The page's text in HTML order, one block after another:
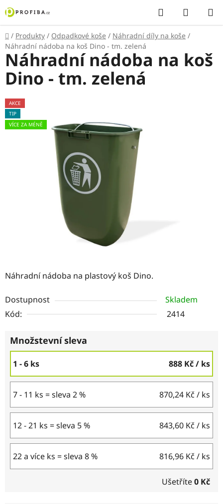
Přejít
na
obsah
Hledat
KOŠÍK
Domů
/ Produkty / Odpadkové koše / Náhradní díly na koše /
Náhradní nádoba na koš Dino - tm. zelená
Náhradní nádoba na plastový koš Dino.
Dostupnost
Skladem
Kód:
2414
Množstevní sleva
1 - 6 ks 888 Kč/ ks
7 - 11 ks = sleva 2 % 870,24 Kč / ks
12 - 21 ks = sleva 5 % 843,60 Kč / ks
22 a více ks = sleva 8 % 816,96 Kč / ks
Ušetříte0 Kč
Náhradní nádoba na koš
Dino - tm. zelená
AKCE
TIP
VÍCE ZA MÉNĚ